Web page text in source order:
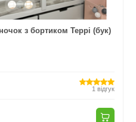
з бортиком Террі (бук)
1 відгук